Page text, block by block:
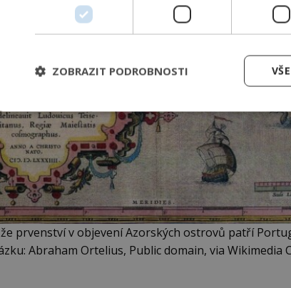
prvenství v objevení Azorských ostrovů patří
Abraham Ortelius, Public domain, via Wikimedia
ZOBRAZIT PODROBNOSTI